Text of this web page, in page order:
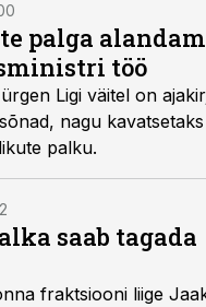
palga
töö
väitel on ajakirjandus
nagu
meedikute palku.
saab tagada
liige Jaak Aab